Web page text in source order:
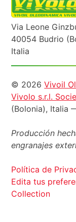
Via Leone
40054 Budrio
Italia
legali
© 2026Vivoil
Vivolo s.r.l.
(Bolonia), Italia
Producción
engranajes
Política de
Edita tus
Collection